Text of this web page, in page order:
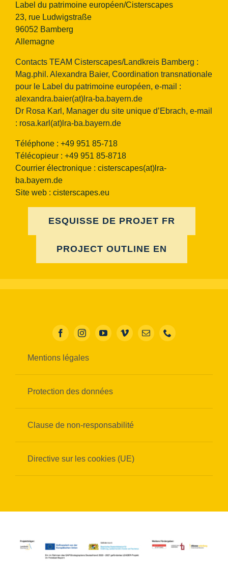
Label du patrimoine européen/Cisterscapes
23, rue Ludwigstraße
96052 Bamberg
Allemagne
Contacts TEAM Cisterscapes/Landkreis Bamberg :
Mag.phil. Alexandra Baier, Coordination transnationale
pour le Label du patrimoine européen, e-mail :
alexandra.baier(at)lra-ba.bayern.de
Dr Rosa Karl, Manager du site unique d’Ebrach, e-mail
: rosa.karl(at)lra-ba.bayern.de
Téléphone : +49 951 85-718
Télécopieur : +49 951 85-8718
Courrier électronique : cisterscapes(at)lra-
ba.bayern.de
Site web : cisterscapes.eu
ESQUISSE DE PROJET FR
PROJECT OUTLINE EN
Mentions légales
Protection des données
Clause de non-responsabilité
Directive sur les cookies (UE)